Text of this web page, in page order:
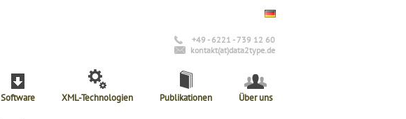
+49 - 6221 - 739 12 60
kontakt(at)data2type.de
Software XML-Technologien Publikationen Über uns